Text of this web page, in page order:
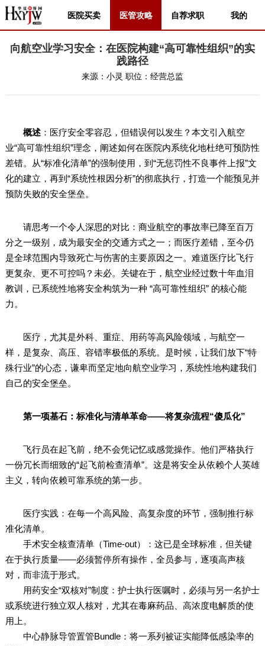
医院买卖 医管攻略 自荐求职 我的
向航空业学习安全：在医院构建“高可靠性组织”的实
践路径
来源： 小灵 职位： 经营总监
概述：医疗安全零容忍，但错误何以发生？本文引入航空
业“高可靠性组织”理念，阐述如何在医院内系统化地杜绝可预防性
差错。从“标准化清单”的强制使用，到“无惩罚性不良事件上报”文
化的建立，再到“系统性根因分析”的彻底执行，打造一个能预见并
预防失败的安全堡垒。
请思考一个令人深思的对比：商业航空的事故率已降至百万
分之一级别，成为最安全的交通方式之一；而医疗差错，至今仍
是全球范围内导致死亡与伤害的主要原因之一。难道医疗比飞行
更复杂、更不可控吗？未必。关键在于，航空业经过数十年血泪
教训，已系统性地将安全构筑为一种 “高可靠性组织” 的核心能
力。
医疗，尤其是外科、重症、用药等高风险领域，与航空一
样，是复杂、高压、容错率极低的系统。是时候，让我们放下“特
殊行业”的心态，谦卑而坚定地向航空业学习，系统性地构建我们
自己的安全堡垒。
第一项基石：标准化与清单革命——将复杂流程“傻瓜化”
飞行员在起飞前，绝不会凭记忆或感觉操作。他们严格执行
一份冗长而细致的“起飞前检查清单”。这是将安全从依赖个人英雄
主义，转向依赖可靠系统的第一步。
医疗实践：在每一个高风险、高复杂度的环节，强制推行标
准化清单。
手术安全核查清单（Time-out）：这已是全球标准，但关键
在于执行质量——必须暂停所有操作，全员参与，逐项高声核
对，而非流于形式。
用药安全“双核对”制度：护士执行医嘱时，必须与另一名护士
或系统进行独立双人核对，尤其在毒麻药品、高浓度电解质的使
用上。
中心静脉导管置管Bundle：将一系列被证实能降低感染率的